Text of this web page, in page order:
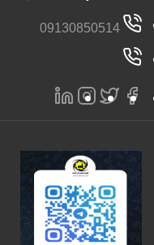
09130850514